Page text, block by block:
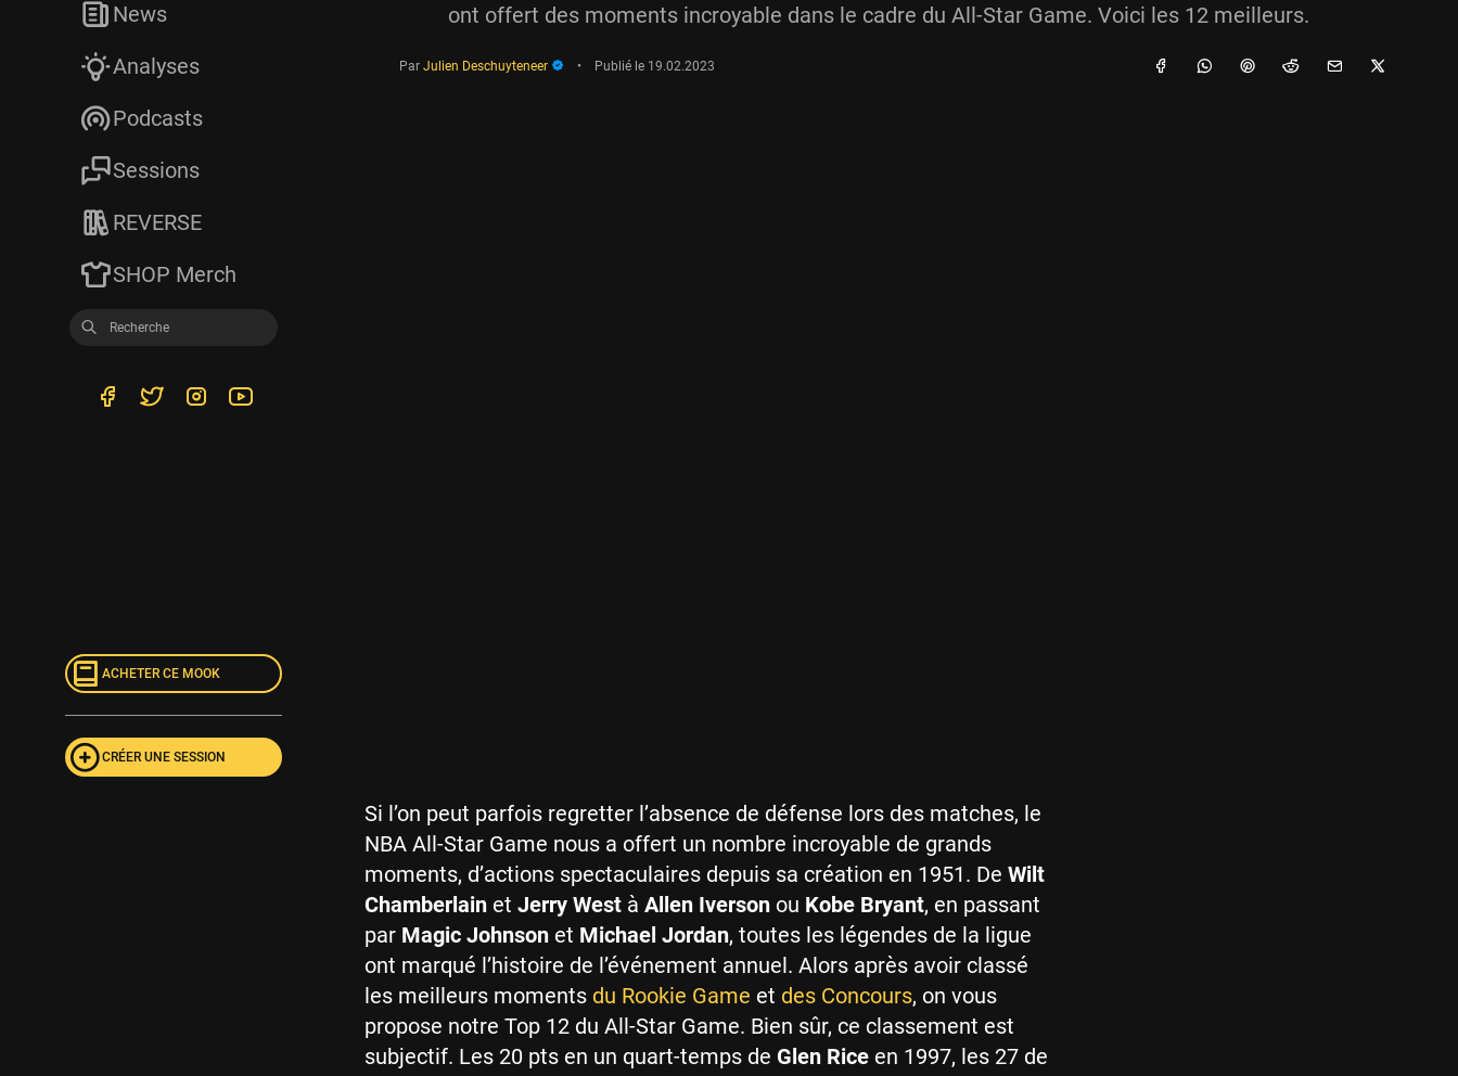
ont offert des moments incroyable dans le cadre du All-Star Game. Voici les 12 meilleurs.
Par Julien Deschuyteneer • Publié le 19.02.2023
Si l’on peut parfois regretter l’absence de défense lors des matches, le
NBA All-Star Game nous a offert un nombre incroyable de grands
moments, d’actions spectaculaires depuis sa création en 1951. De Wilt
Chamberlain et Jerry West à Allen Iverson ou Kobe Bryant, en passant
par Magic Johnson et Michael Jordan, toutes les légendes de la ligue
ont marqué l’histoire de l’événement annuel. Alors après avoir classé
les meilleurs moments du Rookie Game et des Concours, on vous
propose notre Top 12 du All-Star Game. Bien sûr, ce classement est
subjectif. Les 20 pts en un quart-temps de Glen Rice en 1997, les 27 de
News
Analyses
Podcasts
Sessions
REVERSE
SHOP Merch
ACHETER CE MOOK
CRÉER UNE SESSION